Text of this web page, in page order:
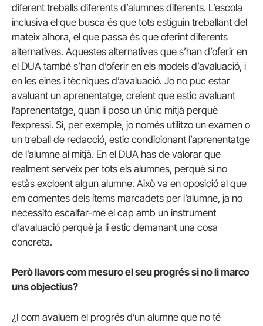
diferent treballs diferents d’alumnes diferents. L’escola
inclusiva el que busca és que tots estiguin treballant del
mateix alhora, el que passa és que oferint diferents
alternatives. Aquestes alternatives que s’han d’oferir en
el DUA també s’han d’oferir en els models d’avaluació, i
en les eines i tècniques d’avaluació. Jo no puc estar
avaluant un aprenentatge, creient que estic avaluant
l’aprenentatge, quan li poso un únic mitjà perquè
l’expressi. Si, per exemple, jo només utilitzo un examen o
un treball de redacció, estic condicionant l’aprenentatge
de l’alumne al mitjà. En el DUA has de valorar que
realment serveix per tots els alumnes, perquè si no
estàs excloent algun alumne. Això va en oposició al que
em comentes dels ítems marcadets per l’alumne, ja no
necessito escalfar-me el cap amb un instrument
d’avaluació perquè ja li estic demanant una cosa
concreta.
Però llavors com mesuro el seu progrés si no li marco
uns objectius?
¿I com avaluem el progrés d’un alumne que no té